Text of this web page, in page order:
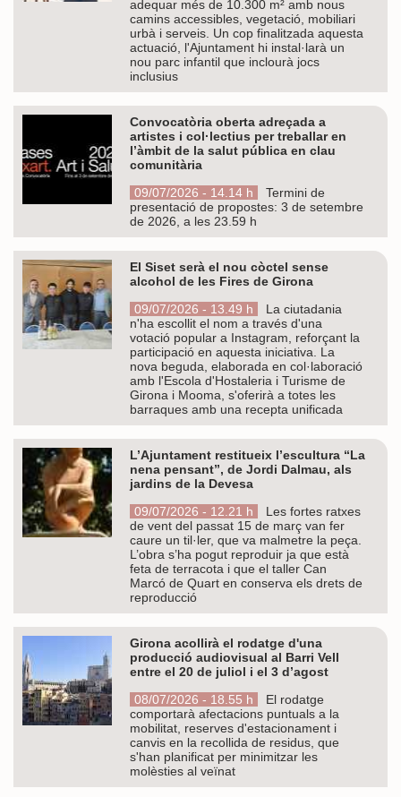
adequar més de 10.300 m² amb nous
camins accessibles, vegetació, mobiliari
urbà i serveis. Un cop finalitzada aquesta
actuació, l'Ajuntament hi instal·larà un
nou parc infantil que inclourà jocs
inclusius
Convocatòria oberta adreçada a
artistes i col·lectius per treballar en
l’àmbit de la salut pública en clau
comunitària
09/07/2026 - 14.14 h
Termini de
presentació de propostes: 3 de setembre
de 2026, a les 23.59 h
El Siset serà el nou còctel sense
alcohol de les Fires de Girona
09/07/2026 - 13.49 h
La ciutadania
n'ha escollit el nom a través d'una
votació popular a Instagram, reforçant la
participació en aquesta iniciativa. La
nova beguda, elaborada en col·laboració
amb l'Escola d'Hostaleria i Turisme de
Girona i Mooma, s'oferirà a totes les
barraques amb una recepta unificada
L’Ajuntament restitueix l’escultura “La
nena pensant”, de Jordi Dalmau, als
jardins de la Devesa
09/07/2026 - 12.21 h
Les fortes ratxes
de vent del passat 15 de març van fer
caure un til·ler, que va malmetre la peça.
L’obra s’ha pogut reproduir ja que està
feta de terracota i que el taller Can
Marcó de Quart en conserva els drets de
reproducció
Girona acollirà el rodatge d'una
producció audiovisual al Barri Vell
entre el 20 de juliol i el 3 d’agost
08/07/2026 - 18.55 h
El rodatge
comportarà afectacions puntuals a la
mobilitat, reserves d'estacionament i
canvis en la recollida de residus, que
s'han planificat per minimitzar les
molèsties al veïnat